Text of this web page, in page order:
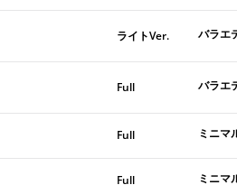
ライトVer. バラエ
Full バラエ
Full ミニマ
Full ミニマ